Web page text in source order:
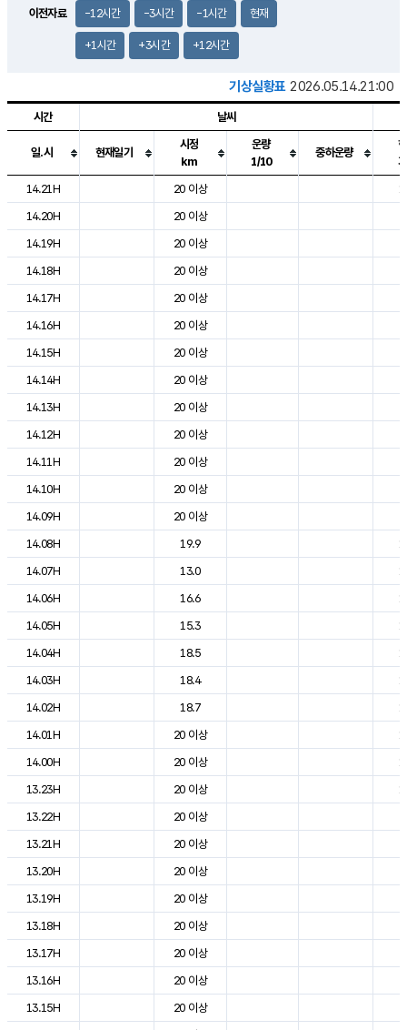
이전자료 -12시간 -3시간 -1시간 현재
+1시간 +3시간 +12시간
기상실황표 2026.05.14.21:00
도시별 기상실황표로 지점, 날씨, 기온, 강수, 바람, 기압등을 안내한 표입
시간 날씨
일.시 현재일기
시정
km
운량
1/10
중하운량
14.21H
20 이상
14.20H
20 이상
14.19H
20 이상
14.18H
20 이상
14.17H
20 이상
14.16H
20 이상
14.15H
20 이상
14.14H
20 이상
14.13H
20 이상
14.12H
20 이상
14.11H
20 이상
14.10H
20 이상
14.09H
20 이상
14.08H
19.9
14.07H
13.0
14.06H
16.6
14.05H
15.3
14.04H
18.5
14.03H
18.4
14.02H
18.7
14.01H
20 이상
14.00H
20 이상
13.23H
20 이상
13.22H
20 이상
13.21H
20 이상
13.20H
20 이상
13.19H
20 이상
13.18H
20 이상
13.17H
20 이상
13.16H
20 이상
13.15H
20 이상